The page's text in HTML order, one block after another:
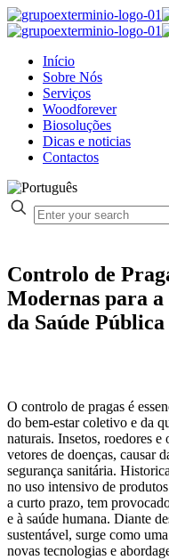
Início
Sobre Nós
Serviços
Woodforever
Biosoluções
Dicas e noticias
Contactos
Controlo de
Modernas para
da Saúde Pública
O controlo de pragas é
do bem-estar coletivo e da
naturais. Insetos, roedores
vetores de doenças, causar
segurança sanitária.
no uso intensivo de
a curto prazo, tem
e à saúde humana. Diante
sustentável, surge como
novas tecnologias e